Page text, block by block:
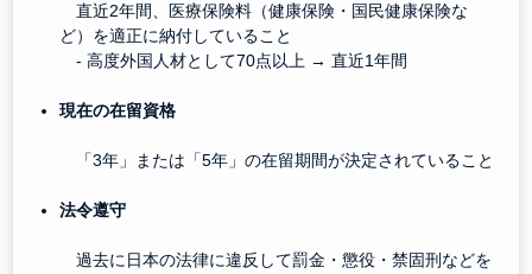
直近2年間、医療保険料（健康保険・国民健康保険な
ど）を適正に納付していること
- 高度外国人材として70点以上 → 直近1年間
現在の在留資格
「3年」または「5年」の在留期間が決定されていること
法令遵守
過去に日本の法律に違反して罰金・懲役・禁固刑などを